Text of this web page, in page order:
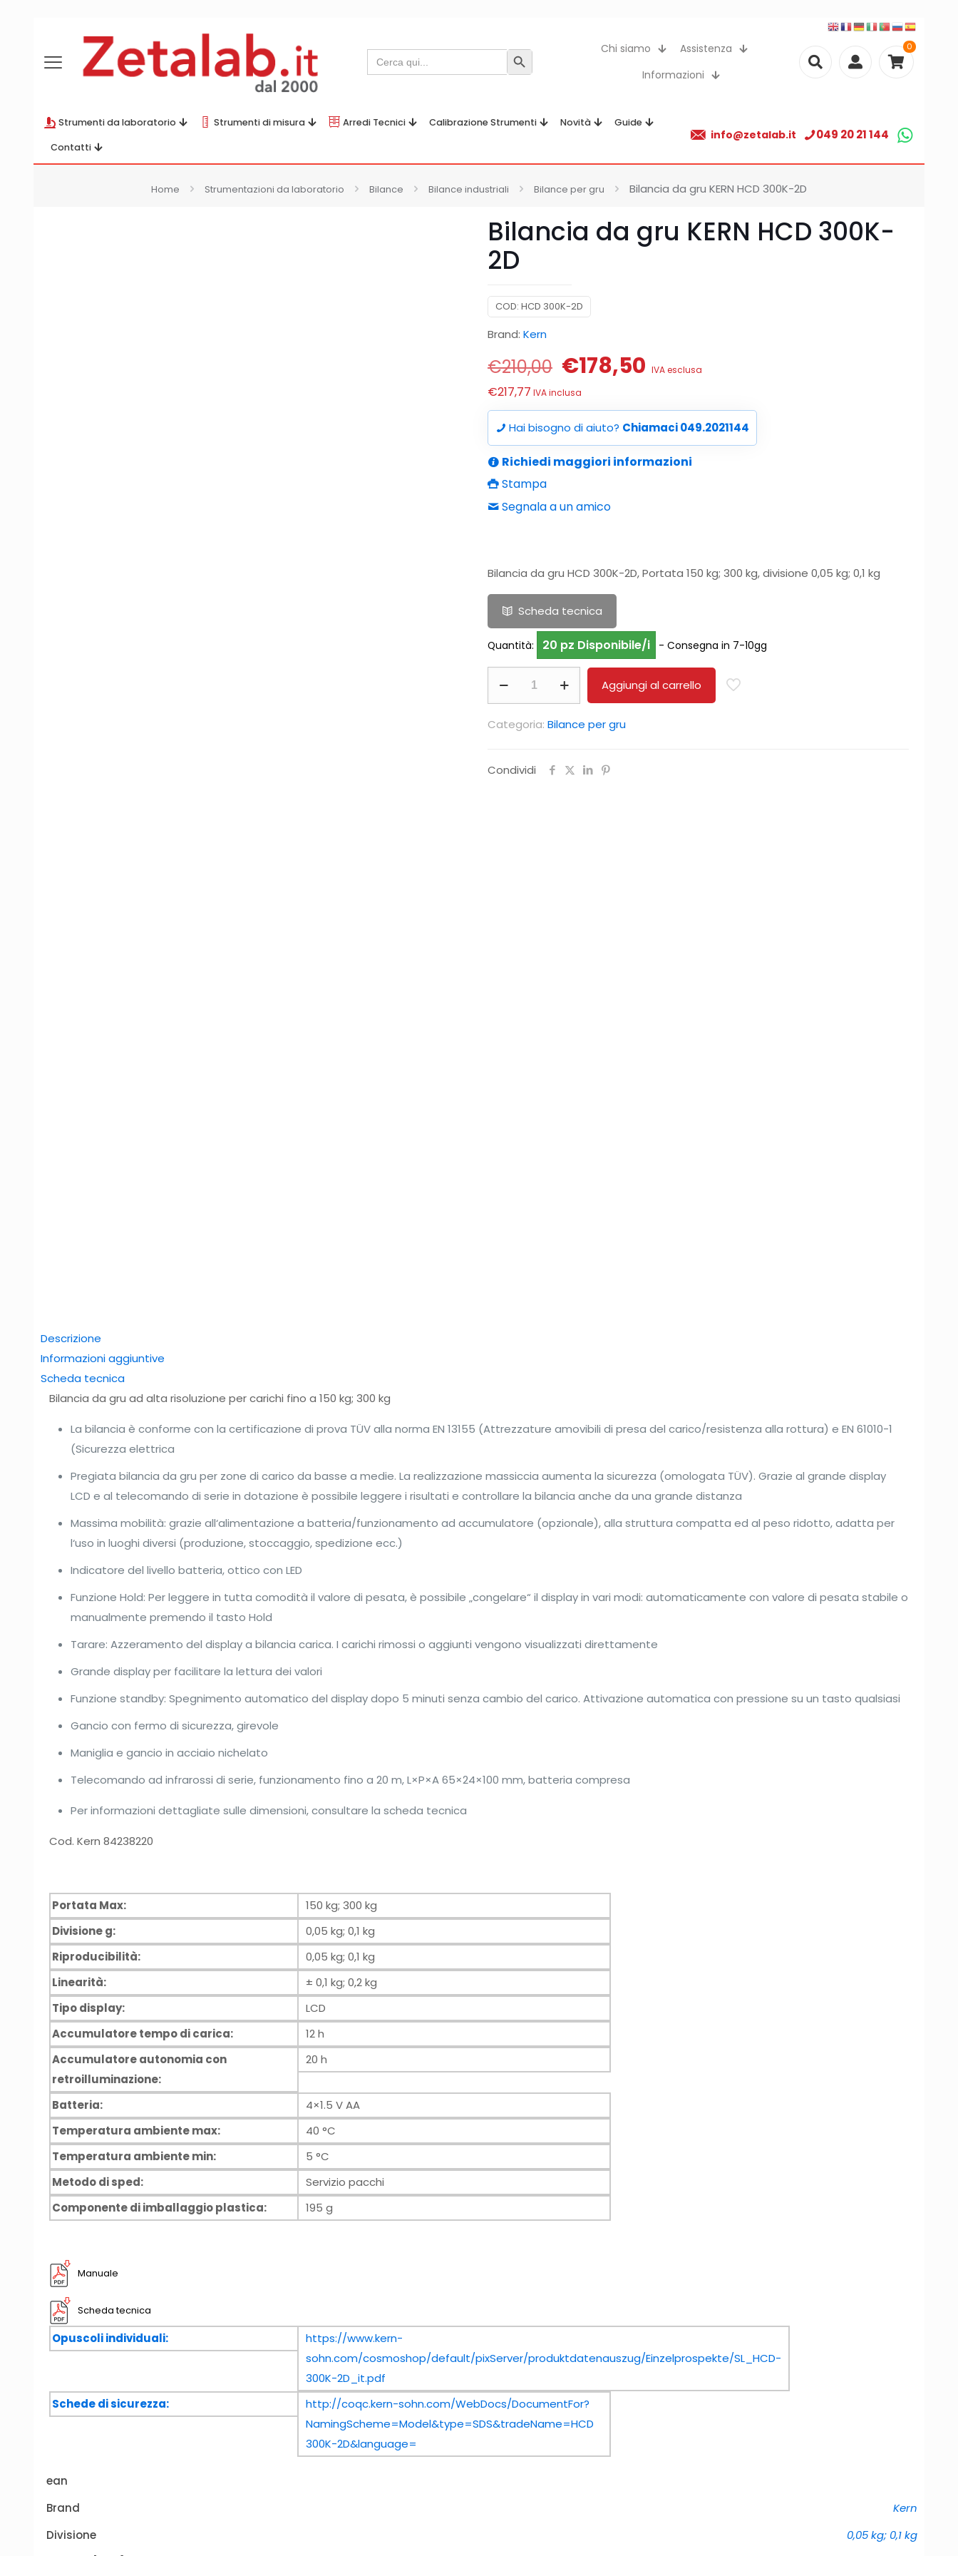
Search
for: Search Button
Chi siamo
Assistenza
Informazioni
0
Strumenti da laboratorio Strumenti di misura Arredi Tecnici Calibrazione Strumenti Novità Guide
Contatti
info@zetalab.it 049 20 21 144
Home Strumentazioni da laboratorio Bilance Bilance industriali Bilance per gru Bilancia da gru KERN HCD 300K-2D
Bilancia da gru KERN HCD 300K-
2D
COD: HCD 300K-2D
Brand: Kern
€210,00 Il
prezzo
originale
era:
€210,00.
€178,50 Il
attuale
è:
€178,50.
IVA esclusa
€217,77 IVA inclusa
Hai bisogno di aiuto? Chiamaci 049.2021144
Richiedi maggiori informazioni
Stampa
Segnala a un amico
Bilancia da gru HCD 300K-2D, Portata 150 kg; 300 kg, divisione 0,05 kg; 0,1 kg
Scheda tecnica
Quantità: 20 pz Disponibile/i - Consegna in 7-10gg
300K-
Aggiungi al carrello
Categoria: Bilance per gru
Condividi
Descrizione
Informazioni aggiuntive
Scheda tecnica
Bilancia da gru ad alta risoluzione per carichi fino a 150 kg; 300 kg
La bilancia è conforme con la certificazione di prova TÜV alla norma EN 13155 (Attrezzature amovibili di presa del carico/resistenza alla rottura) e EN 61010-1
(Sicurezza elettrica
Pregiata bilancia da gru per zone di carico da basse a medie. La realizzazione massiccia aumenta la sicurezza (omologata TÜV). Grazie al grande display
LCD e al telecomando di serie in dotazione è possibile leggere i risultati e controllare la bilancia anche da una grande distanza
Massima mobilità: grazie all‘alimentazione a batteria/funzionamento ad accumulatore (opzionale), alla struttura compatta ed al peso ridotto, adatta per
l‘uso in luoghi diversi (produzione, stoccaggio, spedizione ecc.)
Indicatore del livello batteria, ottico con LED
Funzione Hold: Per leggere in tutta comodità il valore di pesata, è possibile „congelare“ il display in vari modi: automaticamente con valore di pesata stabile o
manualmente premendo il tasto Hold
Tarare: Azzeramento del display a bilancia carica. I carichi rimossi o aggiunti vengono visualizzati direttamente
Grande display per facilitare la lettura dei valori
Funzione standby: Spegnimento automatico del display dopo 5 minuti senza cambio del carico. Attivazione automatica con pressione su un tasto qualsiasi
Gancio con fermo di sicurezza, girevole
Maniglia e gancio in acciaio nichelato
Telecomando ad infrarossi di serie, funzionamento fino a 20 m, L×P×A 65×24×100 mm, batteria compresa
Per informazioni dettagliate sulle dimensioni, consultare la scheda tecnica
Cod. Kern 84238220
Portata Max:
150 kg; 300 kg
Divisione g:
0,05 kg; 0,1 kg
Riproducibilità:
0,05 kg; 0,1 kg
Linearità:
± 0,1 kg; 0,2 kg
Tipo display:
LCD
Accumulatore tempo di carica:
12 h
Accumulatore autonomia con
retroilluminazione:
20 h
Batteria:
4×1.5 V AA
Temperatura ambiente max:
40 °C
Temperatura ambiente min:
5 °C
Metodo di sped:
Servizio pacchi
Componente di imballaggio plastica:
195 g
Manuale
Scheda tecnica
Opuscoli individuali:
https://www.kern-
sohn.com/cosmoshop/default/pixServer/produktdatenauszug/Einzelprospekte/SL_HCD-
300K-2D_it.pdf
Schede di sicurezza:
http://coqc.kern-sohn.com/WebDocs/DocumentFor?
NamingScheme=Model&type=SDS&tradeName=HCD
300K-2D&language=
ean
Brand
Kern
Divisione
0,05 kg; 0,1 kg